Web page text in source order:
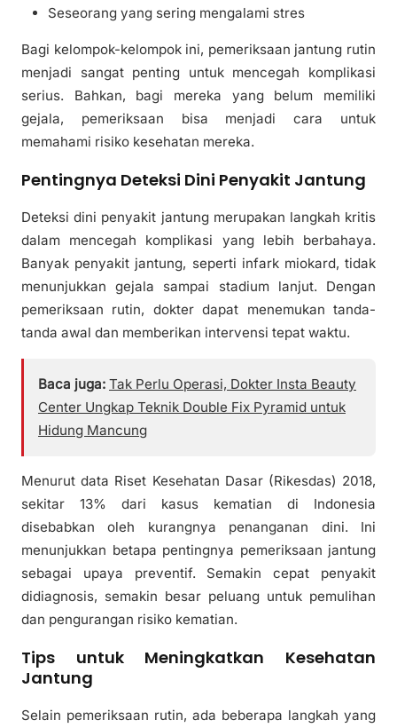
Seseorang yang sering mengalami stres
Bagi kelompok-kelompok ini, pemeriksaan jantung rutin
menjadi sangat penting untuk mencegah komplikasi
serius. Bahkan, bagi mereka yang belum memiliki
gejala, pemeriksaan bisa menjadi cara untuk
memahami risiko kesehatan mereka.
Pentingnya Deteksi Dini Penyakit Jantung
Deteksi dini penyakit jantung merupakan langkah kritis
dalam mencegah komplikasi yang lebih berbahaya.
Banyak penyakit jantung, seperti infark miokard, tidak
menunjukkan gejala sampai stadium lanjut. Dengan
pemeriksaan rutin, dokter dapat menemukan tanda-
tanda awal dan memberikan intervensi tepat waktu.
Baca juga: Tak Perlu Operasi, Dokter Insta Beauty
Center Ungkap Teknik Double Fix Pyramid untuk
Hidung Mancung
Menurut data Riset Kesehatan Dasar (Rikesdas) 2018,
sekitar 13% dari kasus kematian di Indonesia
disebabkan oleh kurangnya penanganan dini. Ini
menunjukkan betapa pentingnya pemeriksaan jantung
sebagai upaya preventif. Semakin cepat penyakit
didiagnosis, semakin besar peluang untuk pemulihan
dan pengurangan risiko kematian.
Tips untuk Meningkatkan Kesehatan
Jantung
Selain pemeriksaan rutin, ada beberapa langkah yang